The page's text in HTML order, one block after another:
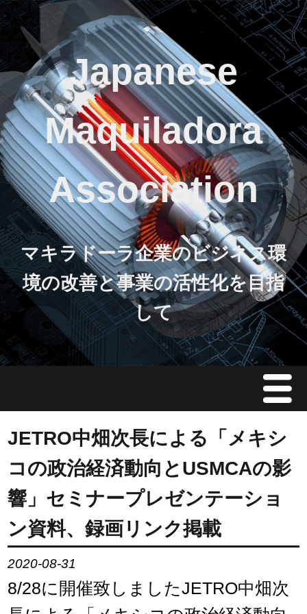
Japanese
Maquiladora
Association
マキラドーラ企業のビジネス環
境の改善と事業の活性化を目指
して
Menu
JMAについて
会員情報
イベント案内
ご入会案内
会員限定情報
JETRO中畑次長による「メキシ
コの政治経済動向とUSMCAの影
響」セミナープレゼンテーショ
ン資料、録画リンク掲載
2020-08-31
8/28に開催致しましたJETRO中畑次